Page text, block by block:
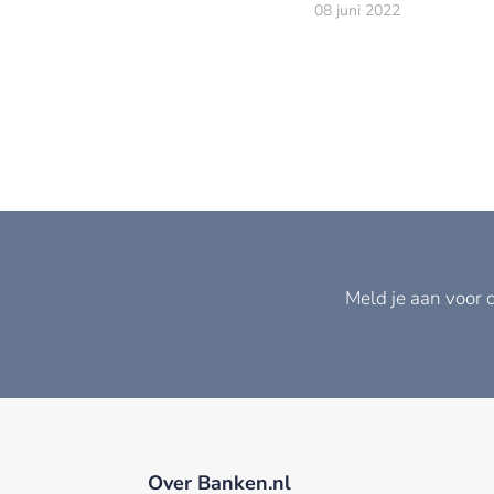
gehad.
08 juni 2022
Meld je aan voor
Over Banken.nl